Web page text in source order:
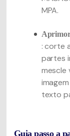
MPA.
: corte
partes
mescle
texto
Guia passo a